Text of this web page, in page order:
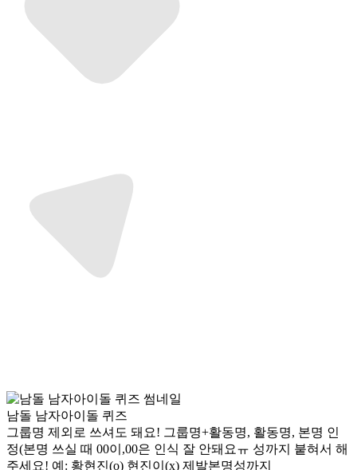
남돌 남자아이돌 퀴즈
그룹명 제외로 쓰셔도 돼요! 그룹명+활동명, 활동명, 본명 인
정(본명 쓰실 때 00이,00은 인식 잘 안돼요ㅠ 성까지 붙혀서 해
주세요! 예: 황현진(o) 현진이(x) 제발본명성까지